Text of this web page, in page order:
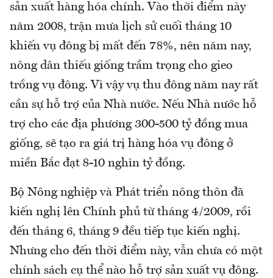
sản xuất hàng hóa chính. Vào thời điểm này
năm 2008, trận mưa lịch sử cuối tháng 10
khiến vụ đông bị mất đến 78%, nên năm nay,
nông dân thiếu giống trầm trọng cho gieo
trồng vụ đông. Vì vậy vụ thu đông năm nay rất
cần sự hỗ trợ của Nhà nước. Nếu Nhà nước hỗ
trợ cho các địa phương 300-500 tỷ đồng mua
giống, sẽ tạo ra giá trị hàng hóa vụ đông ở
miền Bắc đạt 8-10 nghìn tỷ đồng.
Bộ Nông nghiệp và Phát triển nông thôn đã
kiến nghị lên Chính phủ từ tháng 4/2009, rồi
đến tháng 6, tháng 9 đều tiếp tục kiến nghị.
Nhưng cho đến thời điểm này, vẫn chưa có một
chính sách cụ thể nào hỗ trợ sản xuất vụ đông.